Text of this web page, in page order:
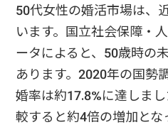
50代女性の婚活市場は、
います。国立社会保障・
ータによると、50歳時の
あります。2020年の国勢
婚率は約17.8%に達しま
較すると約4倍の増加とな